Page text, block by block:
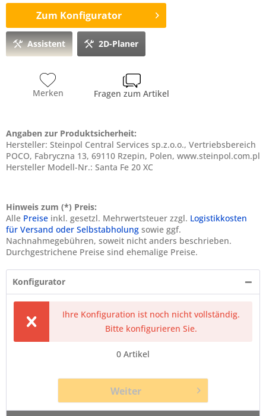
Zum Konfigurator
Assistent 2D-Planer
Merken Fragen zum Artikel
Angaben zur Produktsicherheit:
Hersteller: Steinpol Central Services sp.z.o.o., Vertriebsbereich
POCO, Fabryczna 13, 69110 Rzepin, Polen, www.steinpol.com.pl
Hersteller Modell-Nr.: Santa Fe 20 XC
Hinweis zum (*) Preis:
Alle Preise inkl. gesetzl. Mehrwertsteuer zzgl. Logistikkosten
für Versand oder Selbstabholung sowie ggf.
Nachnahmegebühren, soweit nicht anders beschrieben.
Durchgestrichene Preise sind ehemalige Preise.
Konfigurator
Ihre Konfiguration ist noch nicht vollständig.
Bitte konfigurieren Sie.
0 Artikel
Weiter